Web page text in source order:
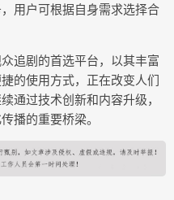
用户可根据自身需求选择合
追剧的首选平台，以其丰富
的使用方式，正在改变人们
通过技术创新和内容升级，
播的重要桥梁。